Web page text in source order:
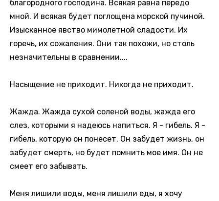
благородного господина. Всякая равна передо
мной. И всякая будет поглощена морской пучиной.
Изысканное явство мимолетной сладости. Их
горечь, их сожаления. Они так похожи, но столь
незначительны в сравнении....
Насыщение не приходит. Никогда не приходит.
Жажда. Жажда сухой соленой воды, жажда его
слез, которыми я надеюсь напиться. Я - гибель. Я -
гибель, которую он понесет. Он забудет жизнь, он
забудет смерть, но будет помнить мое имя. Он не
смеет его забывать.
Меня лишили воды, меня лишили еды, я хочу